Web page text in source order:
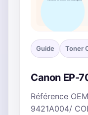
Guide Toner
Canon EP-
Référence
9421A004/